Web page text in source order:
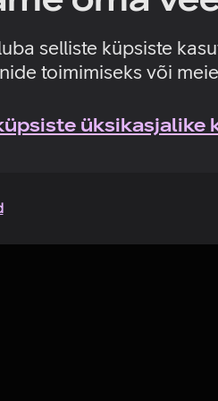
selliste küpsiste
toimimiseks või
üksikasjalike